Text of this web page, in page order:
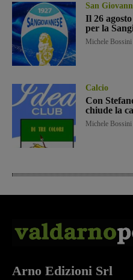
San
Il 26
per la
Michele Bossini
Calcio
Con
chiude la
Michele Bossini
Arno Edizioni Srl